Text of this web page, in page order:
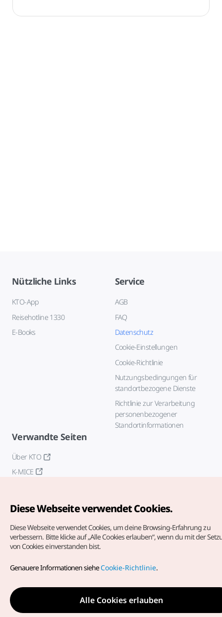
Nützliche Links
KTO-App
Reisehotline 1330
E-Books
Service
AGB
FAQ
Datenschutz
Cookie-Einstellungen
Cookie-Richtlinie
Nutzungsbedingungen für
standortbezogene Dienste
Richtlinie zur Verarbeitung
personenbezogener
Standortinformationen
Verwandte Seiten
Über KTO
K-MICE
vorbehalten.
dieoffizielle E-Mail-Adresse
german@knto.or.kr
Diese Webseite verwendet Cookies.
Diese Webseite verwendet Cookies, um deine Browsing-Erfahrung zu
verbessern. Bitte klicke auf „Alle Cookies erlauben“, wenn du mit der
von Cookies einverstanden bist.
Genauere Informationen sieheCookie-Richtlinie.
Alle Cookies erlauben